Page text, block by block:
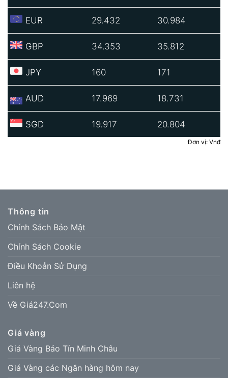
EUR 29.432 30.984
GBP 34.353 35.812
JPY 160 171
AUD 17.969 18.731
SGD 19.917 20.804
Đơn vị: Vnđ
Thông tin
Chính Sách Bảo Mật
Chính Sách Cookie
Điều Khoản Sử Dụng
Liên hệ
Về Giá247.Com
Giá vàng
Giá Vàng Bảo Tín Minh Châu
Giá Vàng các Ngân hàng hôm nay